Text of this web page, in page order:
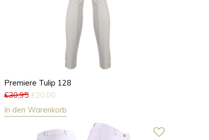
Premiere Tulip 128
€30,95 €20,00
In den Warenkorb